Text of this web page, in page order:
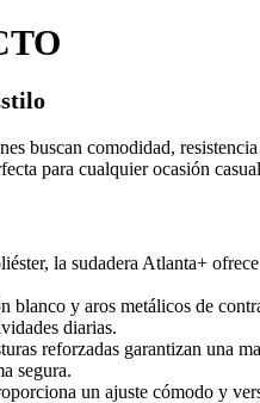
buscan comodidad,
para cualquier ocasión
la sudadera Atlanta+
blanco y aros metálicos de
diarias.
reforzadas garantizan una
segura.
un ajuste cómodo y